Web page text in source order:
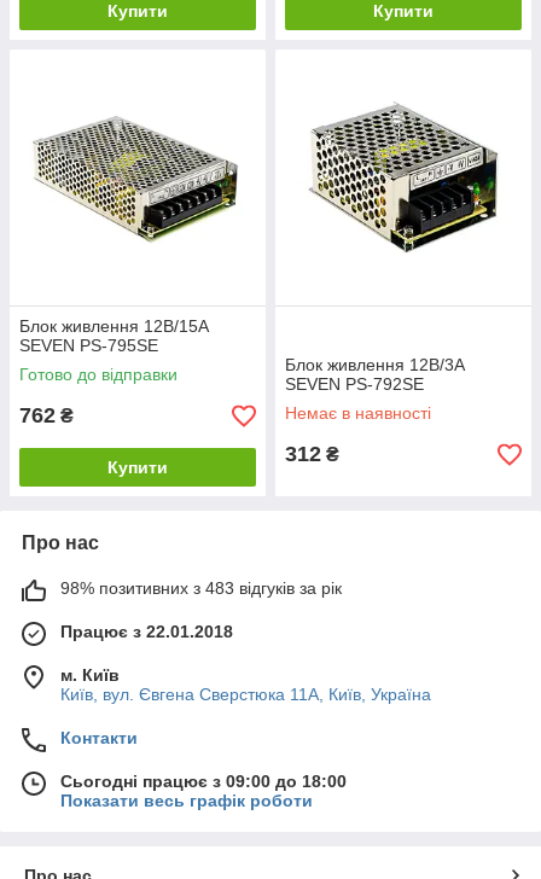
Купити Купити
Блок живлення 12В/15А
SEVEN PS-795SE
Готово до відправки
762 ₴
Купити
Блок живлення 12В/3А
SEVEN PS-792SE
Немає в наявності
312 ₴
Про нас
98% позитивних з 483 відгуків за рік
Працює з 22.01.2018
м. Київ
Київ, вул. Євгена Сверстюка 11А, Київ, Україна
Контакти
Сьогодні працює з 09:00 до 18:00
Показати весь графік роботи